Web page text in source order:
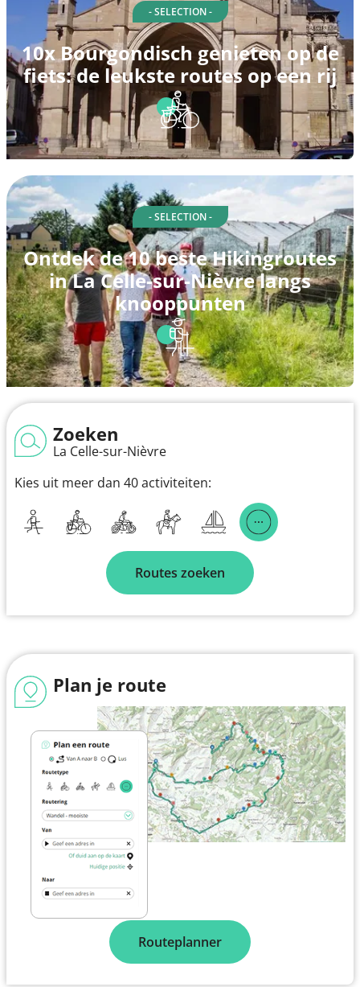
- SELECTION -
10x Bourgondisch genieten op de
fiets: de leukste routes op een rij
- SELECTION -
Ontdek de 10 beste Hikingroutes
in La Celle-sur-Nièvre langs
knooppunten
Zoeken
La Celle-sur-Nièvre
Kies uit meer dan 40 activiteiten:
Routes zoeken
Plan je route
Routeplanner